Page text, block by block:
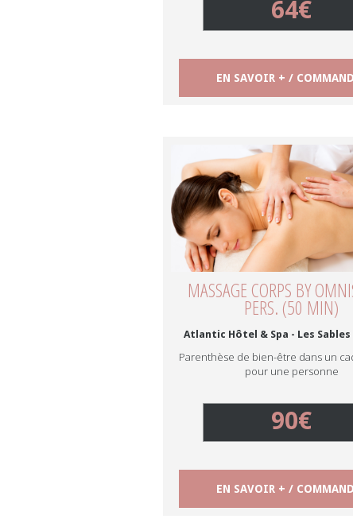
64€
EN SAVOIR + /
MASSAGE CORPS BY
PERS. (50 MIN)
Atlantic Hôtel & Spa - Les
Parenthèse de bien-être dans un
pour une personne
90€
EN SAVOIR + /